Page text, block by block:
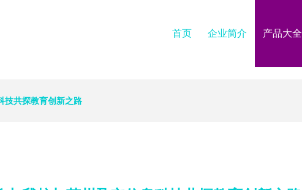
首页 企业简介 产品大全
技共探教育创新之路